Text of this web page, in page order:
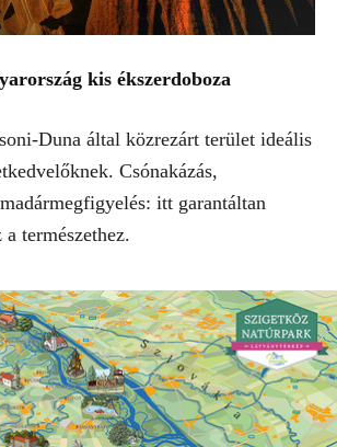
kis ékszerdoboza
Duna által közrezárt terület ideális
Csónakázás,
itt garantáltan
természethez.